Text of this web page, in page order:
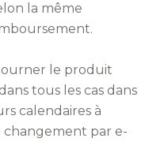
la même
le produit
tous les cas dans
calendaires à
par e-